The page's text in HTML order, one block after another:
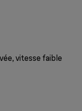
vitesse faible